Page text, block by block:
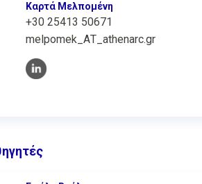
Καρτά Μελπομένη
+30 25413 50671
melpomek_ΑΤ_athenarc.gr